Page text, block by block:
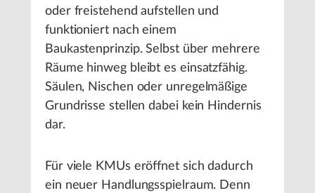
oder freistehend aufstellen und
funktioniert nach einem
Baukastenprinzip. Selbst über mehrere
Räume hinweg bleibt es einsatzfähig.
Säulen, Nischen oder unregelmäßige
Grundrisse stellen dabei kein Hindernis
dar.
Für viele KMUs eröffnet sich dadurch
ein neuer Handlungsspielraum. Denn